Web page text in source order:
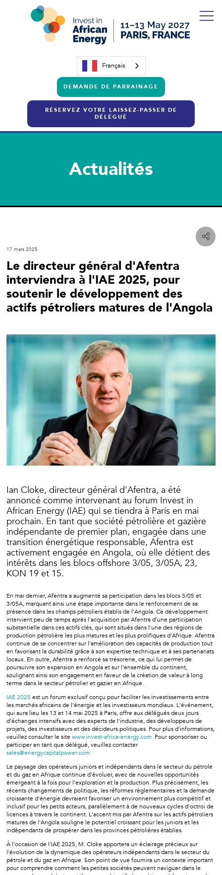
Français
DEMANDE DE PARRAINAGE
RÉSERVEZ VOTRE LAISSEZ-PASSER DE
DÉLÉGUÉ
Actualités
17 mars 2025
Le directeur général d'Afentra
interviendra à l'IAE 2025, pour
soutenir le développement des
actifs pétroliers matures de l'Angola
Ian Cloke, directeur général d'Afentra, a été
annoncé comme intervenant au forum Invest in
African Energy (IAE) qui se tiendra à Paris en mai
prochain. En tant que société pétrolière et gazière
indépendante de premier plan, engagée dans une
transition énergétique responsable, Afentra est
activement engagée en Angola, où elle détient des
intérêts dans les blocs offshore 3/05, 3/05A, 23,
KON 19 et 15.
En mai dernier, Afentra a augmenté sa participation dans les blocs 3/05 et
3/05A, marquant ainsi une étape importante dans le renforcement de sa
présence dans les champs pétroliers établis de l'Angola. Ce développement
intervient peu de temps après l'acquisition par Afentra d'une participation
substantielle dans ces actifs clés, qui sont situés dans l'une des régions de
production pétrolière les plus matures et les plus prolifiques d'Afrique. Afentra
continue de se concentrer sur l'amélioration des capacités de production tout
en favorisant la durabilité grâce à son expertise technique et à ses partenariats
locaux. En outre, Afentra a renforcé sa trésorerie, ce qui lui permet de
poursuivre son expansion en Angola et sur l'ensemble du continent,
soulignant ainsi son engagement en faveur de la création de valeur à long
terme dans le secteur pétrolier et gazier en Afrique.
IAE 2025 est un forum exclusif conçu pour faciliter les investissements entre
les marchés africains de l'énergie et les investisseurs mondiaux. L'événement,
qui aura lieu les 13 et 14 mai 2025 à Paris, offre aux délégués deux jours
d'échanges intensifs avec des experts de l'industrie, des développeurs de
projets, des investisseurs et des décideurs politiques. Pour plus d'informations,
veuillez consulter le site www.invest-africa-energy.com. Pour sponsoriser ou
participer en tant que délégué, veuillez contacter
sales@energycapitalpower.com.
Le paysage des opérateurs juniors et indépendants dans le secteur du pétrole
et du gaz en Afrique continue d'évoluer, avec de nouvelles opportunités
émergeant à la fois pour l'exploration et la production. Plus précisément, les
récents changements de politique, les réformes réglementaires et la demande
croissante d'énergie devraient favoriser un environnement plus compétitif et
inclusif pour les petits acteurs, parallèlement à de nouveaux cycles d'octroi de
licences à travers le continent. L'accent mis par Afentra sur les actifs pétroliers
matures de l'Angola souligne le potentiel croissant pour les juniors et les
indépendants de prospérer dans les provinces pétrolières établies.
À l'occasion de l'IAE 2025, M. Cloke apportera un éclairage précieux sur
l'évolution de la dynamique des opérateurs indépendants dans le secteur du
pétrole et du gaz en Afrique. Son point de vue fournira un contexte important
pour comprendre comment les petites sociétés peuvent naviguer dans le